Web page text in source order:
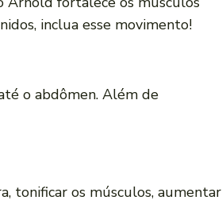
inclua esse movimento!
o abdômen. Além de
tonificar os músculos, aumentar